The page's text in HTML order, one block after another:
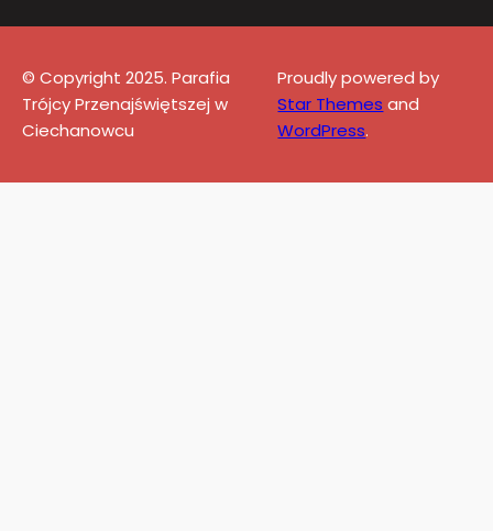
© Copyright 2025. Parafia
Trójcy Przenajświętszej w
Ciechanowcu
Proudly powered by
Star Themes and
WordPress.